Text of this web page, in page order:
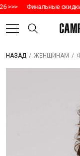
>>> Финальные
НАЗАД / ЖЕНЩИНАМ /